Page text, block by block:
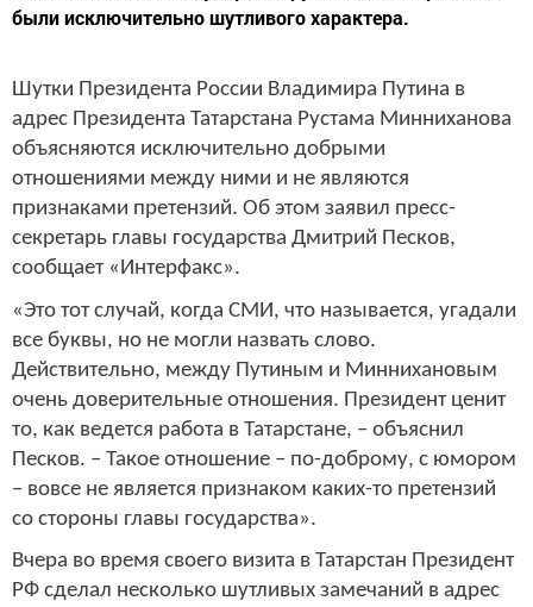
были исключительно шутливого характера.
Шутки Президента России Владимира Путина в
адрес Президента Татарстана Рустама Минниханова
объясняются исключительно добрыми
отношениями между ними и не являются
признаками претензий. Об этом заявил пресс-
секретарь главы государства Дмитрий Песков,
сообщает «Интерфакс».
«Это тот случай, когда СМИ, что называется, угадали
все буквы, но не могли назвать слово.
Действительно, между Путиным и Миннихановым
очень доверительные отношения. Президент ценит
то, как ведется работа в Татарстане, – объяснил
Песков. – Такое отношение – по-доброму, с юмором
– вовсе не является признаком каких-то претензий
со стороны главы государства».
Вчера во время своего визита в Татарстан Президент
РФ сделал несколько шутливых замечаний в адрес